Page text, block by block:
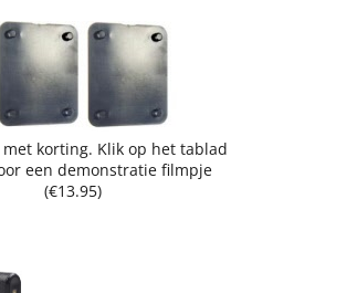
met korting. Klik op het tablad
een demonstratie filmpje
(€13.95)